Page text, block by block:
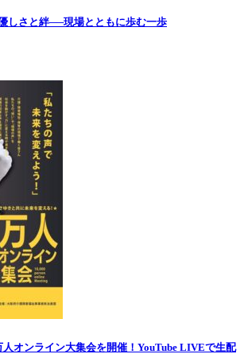
しさと絆──現場とともに歩む一歩
人オンライン大集会を開催！YouTube LIVEで生配